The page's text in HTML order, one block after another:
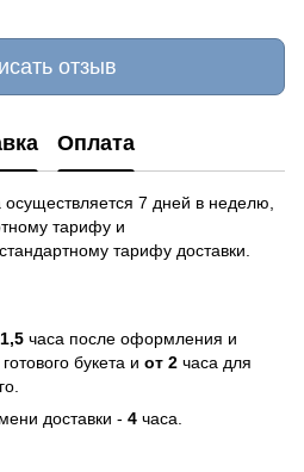
отзыв
Оплата
осуществляется 7 дней в неделю,
тарифу и
тарифу доставки.
часа после оформления и
букета и от 2 часа для
доставки - 4 часа.